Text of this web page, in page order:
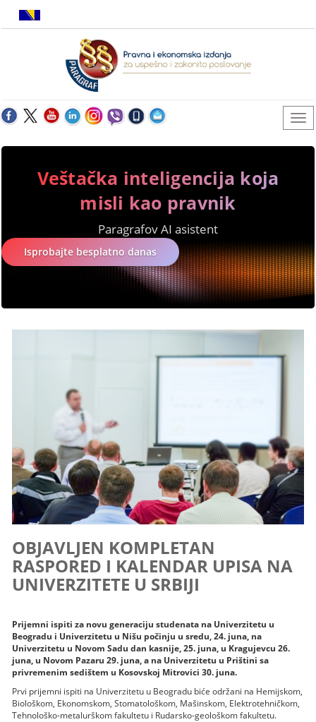
Veštačka inteligencija koja
misli kao pravnik
Paragrafov AI asistent
Isprobajte besplatno danas
OBJAVLJEN KOMPLETAN
RASPORED I KALENDAR UPISA NA
UNIVERZITETE U SRBIJI
Prijemni ispiti za novu generaciju studenata na Univerzitetu u
Beogradu i Univerzitetu u Nišu počinju u sredu, 24. juna, na
Univerzitetu u Novom Sadu dan kasnije, 25. juna, u Kragujevcu 26.
juna, u Novom Pazaru 29. juna, a na Univerzitetu u Prištini sa
privremenim sedištem u Kosovskoj Mitrovici 30. juna.
Prvi prijemni ispiti na Univerzitetu u Beogradu biće održani na Hemijskom,
Biološkom, Ekonomskom, Stomatološkom, Mašinskom, Elektrotehničkom,
Tehnološko-metalurškom fakultetu i Rudarsko-geološkom fakultetu.